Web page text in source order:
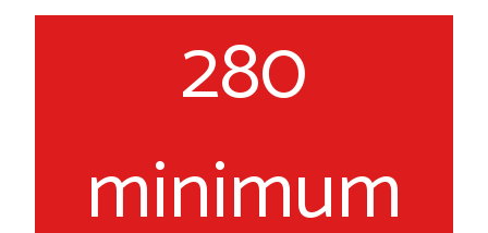
280
minimum